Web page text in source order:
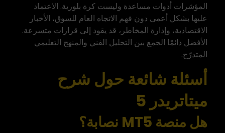
المؤشرات أدوات مساعدة وليست كرة بلورية. الاعتماد
عليها بشكل أعمى دون فهم الاتجاه العام للسوق، الأخبار
الاقتصادية، وإدارة المخاطر، قد يقود إلى قرارات متسرعة.
الأفضل دائمًا الجمع بين التحليل الفني والمنهج التعليمي
المتدرّج.
أسئلة شائعة حول شرح
ميتاتريدر 5
هل منصة MT5 نصابة؟